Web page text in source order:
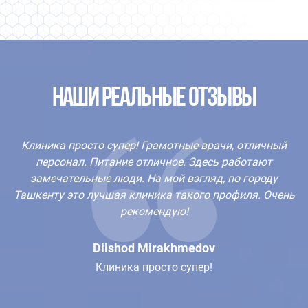
НАШИ РЕАЛЬНЫЕ ОТЗЫВЫ
Клиника просто супер! Грамотные врачи, отличный
персонал. Питание отличное. Здесь работают
замечательные люди. На мой взгляд, по городу
Ташкенту это лучшая клиника такого профиля. Очень
рекомендую!
Dilshod Mirakhmedov
Клиника просто супер!